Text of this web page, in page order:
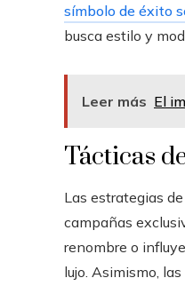
símbolo de éxito
busca estilo y
Leer más El
Tácticas
Las estrategias
campañas
renombre o
lujo. Asimismo,